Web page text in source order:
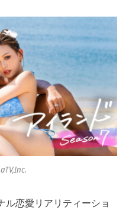
ル恋愛リアリティーショ